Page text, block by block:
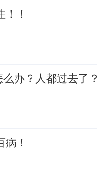
！
办？人都过去了？
！